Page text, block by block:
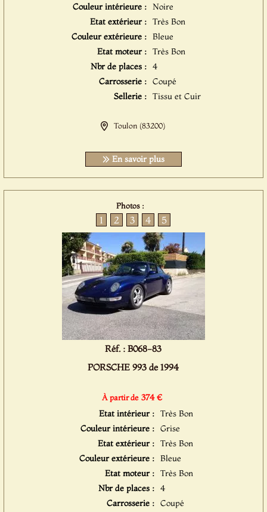
Couleur intérieure : Noire
Etat extérieur : Très Bon
Couleur extérieure : Bleue
Etat moteur : Très Bon
Nbr de places : 4
Carrosserie : Coupé
Sellerie : Tissu et Cuir
Toulon (83200)
En savoir plus
Photos :
1 2 3 4 5
Réf. : B068-83
PORSCHE 993 de 1994
À partir de 374 €
Etat intérieur : Très Bon
Couleur intérieure : Grise
Etat extérieur : Très Bon
Couleur extérieure : Bleue
Etat moteur : Très Bon
Nbr de places : 4
Carrosserie : Coupé